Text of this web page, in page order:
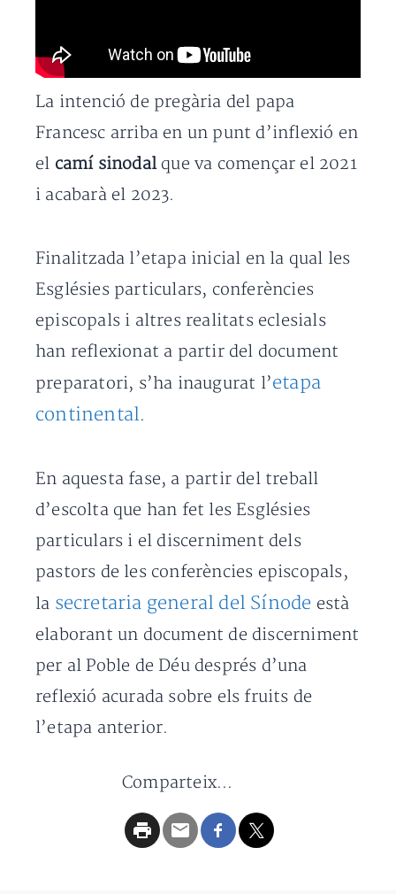
La intenció de pregària del papa
Francesc arriba en un punt d’inflexió en
el camí sinodal que va començar el 2021
i acabarà el 2023.
Finalitzada l’etapa inicial en la qual les
Esglésies particulars, conferències
episcopals i altres realitats eclesials
han reflexionat a partir del document
preparatori, s’ha inaugurat l’etapa
continental.
En aquesta fase, a partir del treball
d’escolta que han fet les Esglésies
particulars i el discerniment dels
pastors de les conferències episcopals,
la secretaria general del Sínode està
elaborant un document de discerniment
per al Poble de Déu després d’una
reflexió acurada sobre els fruits de
l’etapa anterior.
Comparteix...